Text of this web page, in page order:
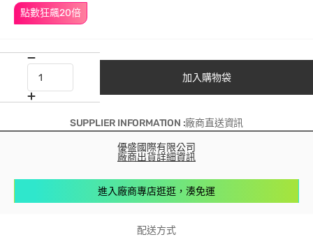
點數狂飆20倍
加入購物袋
SUPPLIER INFORMATION :廠商直送資訊
優盛國際有限公司
廠商出貨詳細資訊
進入廠商專店逛逛，湊免運
配送方式